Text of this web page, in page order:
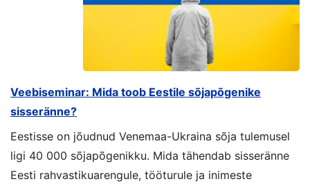
Veebiseminar: Mida toob Eestile sõjapõgenike
sisseränne?
Eestisse on jõudnud Venemaa-Ukraina sõja tulemusel
ligi 40 000 sõjapõgenikku. Mida tähendab sisseränne
Eesti rahvastikuarengule, tööturule ja inimeste